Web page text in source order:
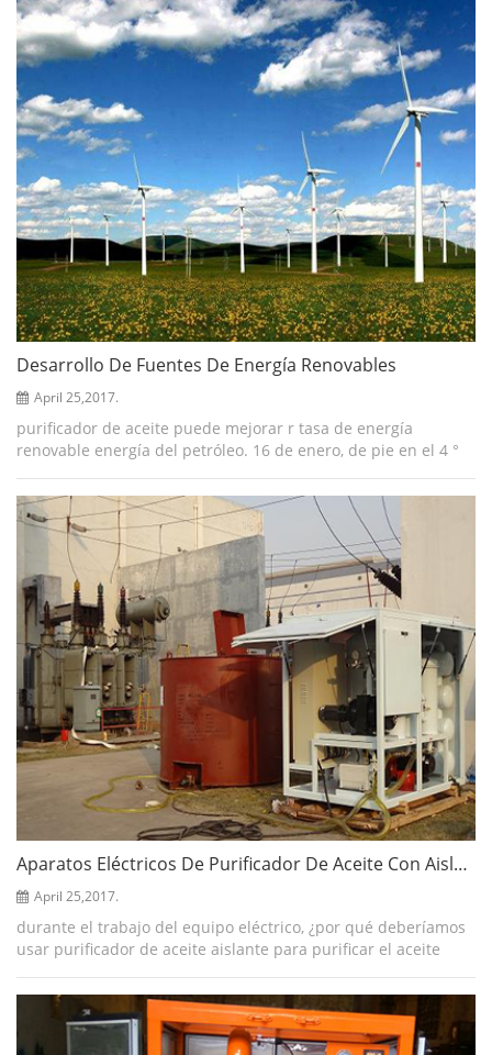
Desarrollo De Fuentes De Energía Renovables
April 25,2017.
purificador de aceite puede mejorar r tasa de energía
renovable energía del petróleo. 16 de enero, de pie en el 4 °
china, el cabello debe...
Aparatos Eléctricos De Purificador De Aceite Con Aislamiento Al Vacío
April 25,2017.
durante el trabajo del equipo eléctrico, ¿por qué deberíamos
usar purificador de aceite aislante para purificar el aceite
materiales que ...